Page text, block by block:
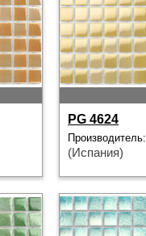
PG 4624
Производитель:
(Испания)